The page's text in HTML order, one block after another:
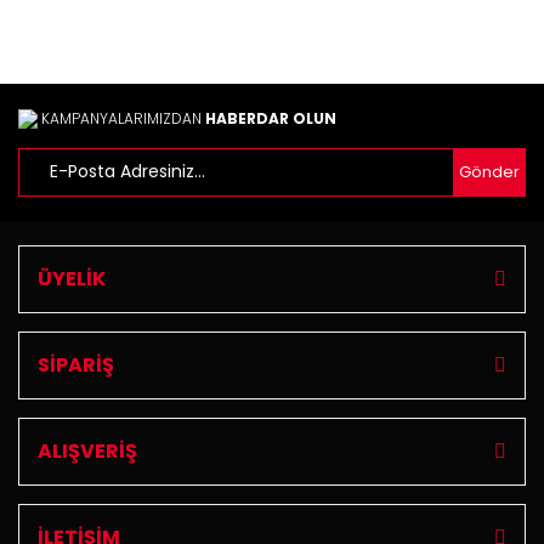
KAMPANYALARIMIZDAN HABERDAR OLUN
Gönder
ÜYELİK
SİPARİŞ
ALIŞVERİŞ
İLETİŞİM